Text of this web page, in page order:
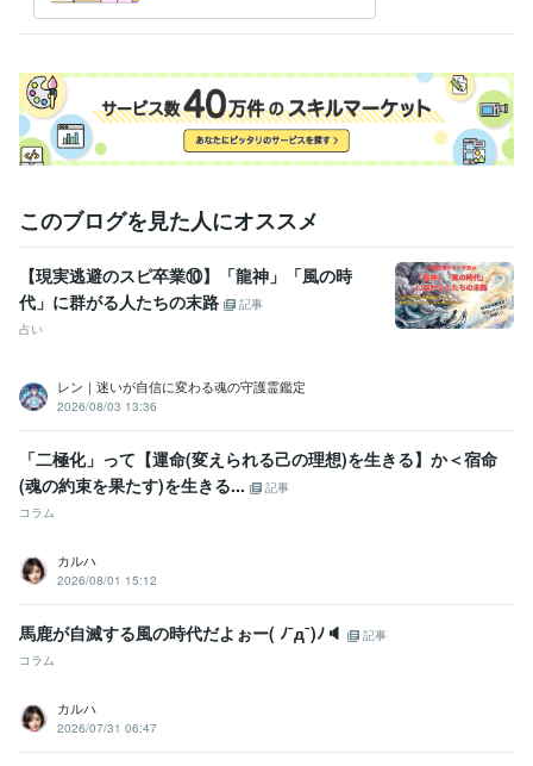
お一人おひとりの繊細なテーマに、静かに真摯に向き合いたいと考えて
ご予約の状況によっては、鑑定まで1週間ほどお時間をいただく場合もご
ざいます。
お待たせすることもあるかと存じますが、
その分、心を込めて準備をさせていただきます。
あなたにお会いできることをお待ちしております。
このブログを見た人にオススメ
【現実逃避のスピ卒業⑩】「龍神」「風の時
代」に群がる人たちの末路
記事
占い
レン｜迷いが自信に変わる魂の守護霊鑑定
2026/08/03 13:36
「二極化」って【運命(変えられる己の理想)を生きる】か＜宿命
(魂の約束を果たす)を生きる...
記事
コラム
カルハ
2026/08/01 15:12
馬鹿が自滅する風の時代だよぉー( ﾉ¯д¯)ﾉ🔈
記事
コラム
カルハ
2026/07/31 06:47